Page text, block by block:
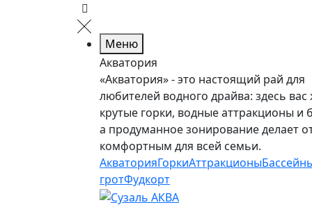
Меню
Акватория
«Акватория» - это настоящий рай для
любителей водного драйва: здесь вас
крутые горки, водные аттракционы и
а продуманное зонирование делает
комфортным для всей семьи.
АкваторияГоркиАттракционы
гротФудкорт